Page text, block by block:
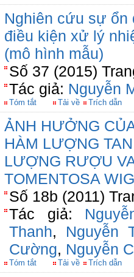
Nghiên cứu sự ổn
điều kiện xử lý
(mô hình mẫu)
Số 37 (2015)
Tác giả: Nguyễn
Tóm tắt Tải về Trích dẫn
ẢNH HƯỞNG
HÀM LƯỢNG
LƯỢNG RƯỢU
TOMENTOSA
Số 18b (2011)
Tác giả:
Thanh, Nguyễn
Cường, Nguyễn
Tóm tắt Tải về Trích dẫn